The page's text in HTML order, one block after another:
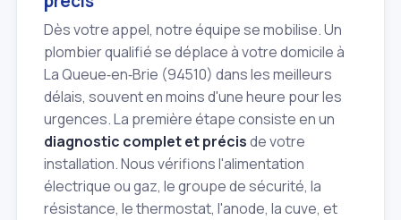
Dès votre appel, notre équipe se mobilise. Un
plombier qualifié se déplace à votre domicile à
La Queue‑en‑Brie (94510) dans les meilleurs
délais, souvent en moins d'une heure pour les
urgences. La première étape consiste en un
diagnostic complet et précisde votre
installation. Nous vérifions l'alimentation
électrique ou gaz, le groupe de sécurité, la
résistance, le thermostat, l'anode, la cuve, et